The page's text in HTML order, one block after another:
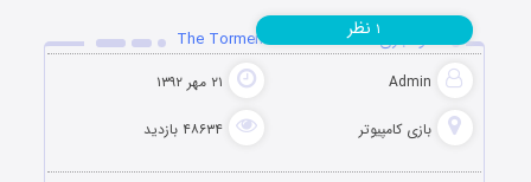
دانلود بازی The Torment Of Mont Triste
Admin ۲۱ مهر ۱۳۹۲
بازی کامپیوتر ۴۸۶۳۴ بازدید
۱ نظر